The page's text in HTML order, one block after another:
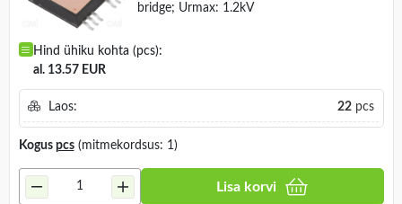
bridge; Urmax: 1.2kV
Hind ühiku kohta (pcs):
al. 13.57 EUR
Laos: 22pcs
Kogus pcs(mitmekordsus: 1)
Lisa korvi